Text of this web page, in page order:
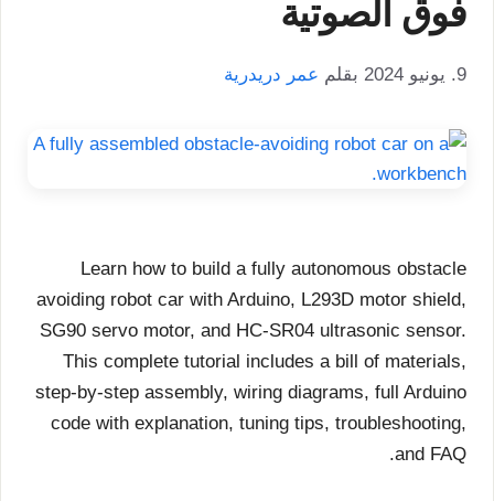
فوق الصوتية
9. يونيو 2024 بقلم عمر دريدرية
Learn how to build a fully autonomous obstacle
avoiding robot car with Arduino, L293D motor shield,
SG90 servo motor, and HC-SR04 ultrasonic sensor.
This complete tutorial includes a bill of materials,
step-by-step assembly, wiring diagrams, full Arduino
code with explanation, tuning tips, troubleshooting,
and FAQ.